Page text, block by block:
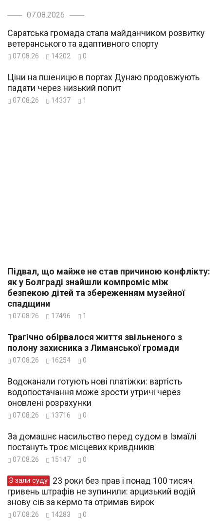
07.08.2026
Саратська громада стала майданчиком розвитку
ветеранського та адаптивного спорту
07.08.26 14202 0
Ціни на пшеницю в портах Дунаю продовжують
падати через низький попит
07.08.26 14337 1
Підвал, що майже не став причиною конфлікту:
як у Болграді знайшли компроміс між
безпекою дітей та збереженням музейної
спадщини
07.08.26 17496 1
Трагічно обірвалося життя звільненого з
полону захисника з Лиманської громади
07.08.26 16254 0
Водоканали готують нові платіжки: вартість
водопостачання може зрости утричі через
оновлені розрахунки
07.08.26 13716 0
За домашнє насильство перед судом в Ізмаїлі
постануть троє місцевих кривдників
07.08.26 15147 0
З зали суду
гривень штрафів не зупинили: арцизький водій
знову сів за кермо та отримав вирок
07.08.26 14283 0